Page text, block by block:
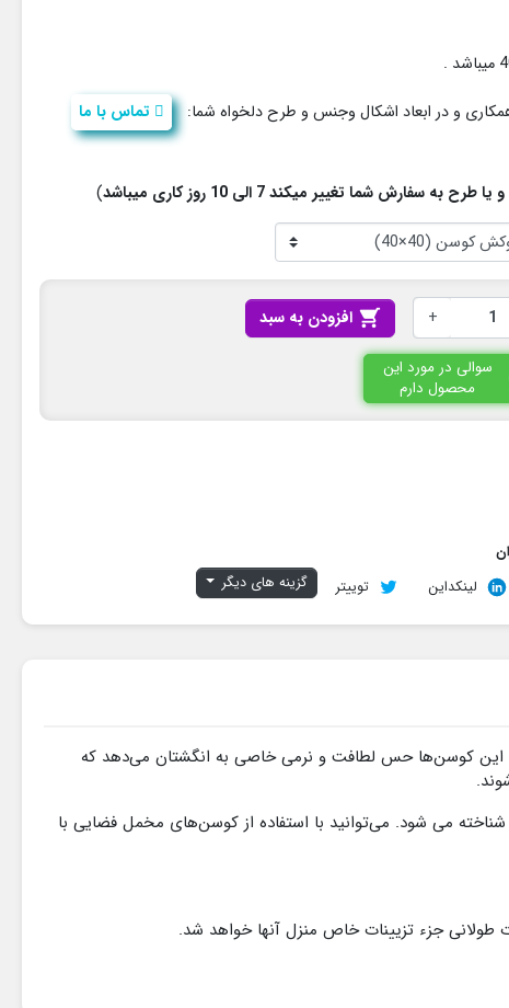
و در ابعاد اشکال وجنس و طرح دلخواه شما:
تماس با ما
سفارش شما تغییر میکند 7 الی 10 روز کاری میباشد
)
+

سوالی در مورد این
محصول دارم
لینکداین توییتر گزینه های دیگر
کوسن‌ها حس لطافت و نرمی خاصی به انگشتان می‌دهد که
می شود. می‌توانید با استفاده از کوسن‌های مخمل فضایی با
جزء تزیینات خاص منزل آنها خواهد شد.